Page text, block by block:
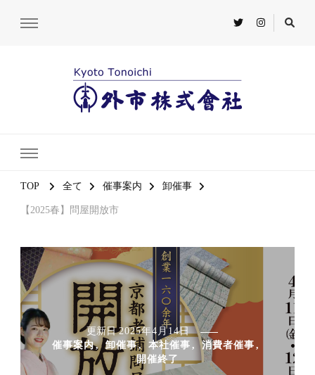
TOP 全て 催事案内 卸催事
【2025春】問屋開放市
更新日2025年4月14日
催事案内
卸催事 本社催事
消費者催事
開催終了